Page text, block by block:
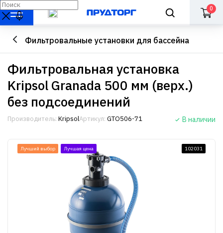
0
Фильтровальные установки для бассейна
Фильтровальная установка
Kripsol Granada 500 мм (верх.)
без подсоединений
Производитель: KripsolАртикул: GTO506-71 В наличии
102031
Лучший выбор Лучшая цена